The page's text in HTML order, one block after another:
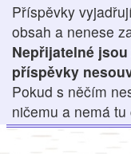
Příspěvky
obsah a nenese
Nepřijatelné
příspěvky
Pokud s něčím
ničemu a nemá tu